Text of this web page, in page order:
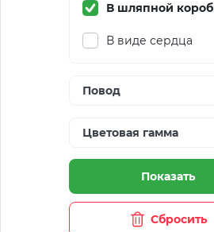
В шляпной
В виде сердца
Повод
Цветовая гамма
Показать
Сбросить